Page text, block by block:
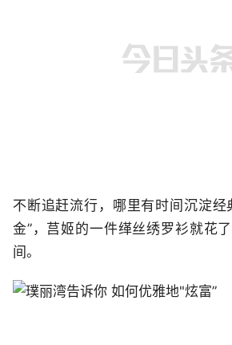
不断追赶流行，哪里有时间沉淀经
金”，莒姬的一件缂丝绣罗衫就花
间。